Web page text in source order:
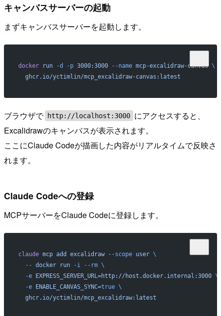
キャンバスサーバーの起動
まずキャンバスサーバーを起動します。
docker run -d -p 3000:3000 --name mcp-excalidraw-canvas \
  ghcr.io/yctimlin/mcp_excalidraw-canvas:latest
ブラウザで http://localhost:3000 にアクセスすると、
Excalidrawのキャンバスが表示されます。
ここにClaude Codeが描画した内容がリアルタイムで反映さ
れます。
Claude Codeへの登録
MCPサーバーをClaude Codeに登録します。
claude mcp add excalidraw --scope user \
  --
docker run -i --rm \
  -e
EXPRESS_SERVER_URL=http://host.docker.internal:3000 \
  -e
ENABLE_CANVAS_SYNC=true \
  ghcr.io/yctimlin/mcp_excalidraw:latest